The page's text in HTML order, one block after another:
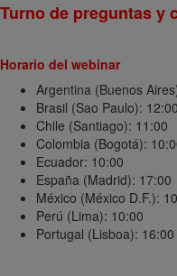
Turno de preguntas y
Horario del webinar
Argentina (Buenos
Brasil (Sao Paulo): 12:00
Chile (Santiago): 11:00
Colombia (Bogotá):
Ecuador: 10:00
España (Madrid): 17:00
México (México D.F.):
Perú (Lima): 10:00
Portugal (Lisboa): 16:00